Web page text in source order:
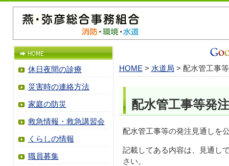
休日夜間の診療
災害時の連絡方法
家庭の防災
救急情報・救急講習会
くらしの情報
職員募集
HOME > 水道局 > 配水管工事
配水管工事等発
配水管工事等の発注見通しを
記載してある内容は、見通し
さい。